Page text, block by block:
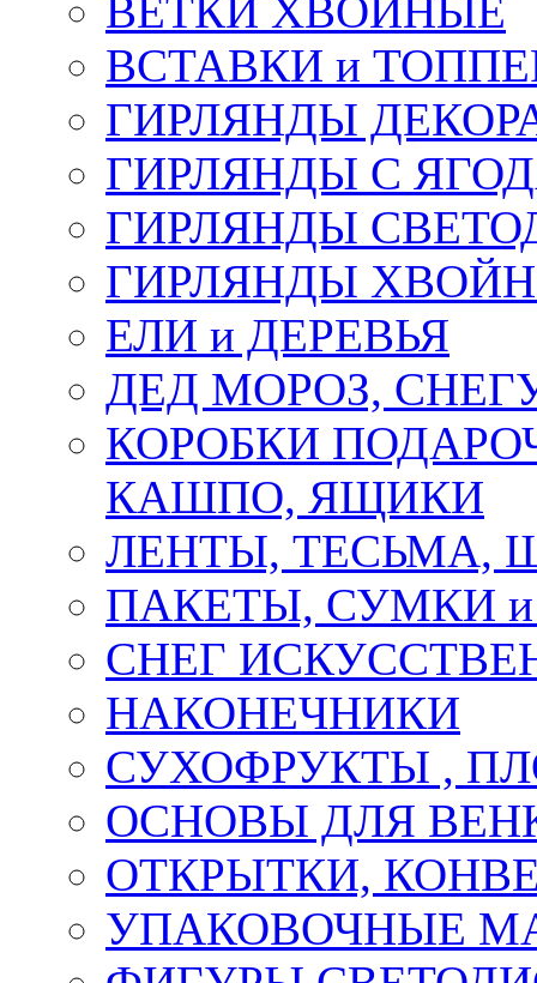
ВЕТКИ ХВОЙНЫЕ
ВСТАВКИ и
ГИРЛЯНДЫ
ГИРЛЯНДЫ С
ГИРЛЯНДЫ
ГИРЛЯНДЫ
ЕЛИ и ДЕРЕВЬЯ
ДЕД МОРОЗ,
КОРОБКИ
КАШПО, ЯЩИКИ
ЛЕНТЫ, ТЕСЬМА,
ПАКЕТЫ, СУМКИ
СНЕГ
НАКОНЕЧНИКИ
СУХОФРУКТЫ ,
ОСНОВЫ ДЛЯ
ОТКРЫТКИ,
УПАКОВОЧНЫЕ